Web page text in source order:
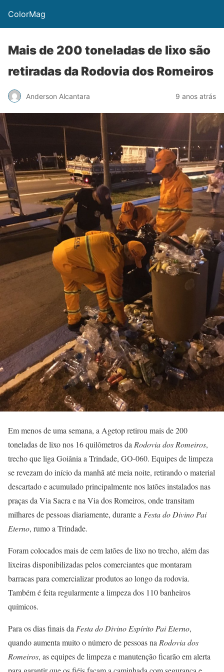
ColorMag
Mais de 200 toneladas de lixo são
retiradas da Rodovia dos Romeiros
Anderson Alcantara 9 anos atrás
Em menos de uma semana, a Agetop retirou mais de 200
toneladas de lixo nos 16 quilômetros daRodovia dos Romeiros,
trecho que liga Goiânia a Trindade, GO-060. Equipes de limpeza
se revezam do início da manhã até meia noite, retirando o material
descartado e acumulado principalmente nos latões instalados nas
praças da Via Sacra e na Via dos Romeiros, onde transitam
milhares de pessoas diariamente, durante aFesta do Divino Pai
Eterno, rumo a Trindade.
Foram colocados mais de cem latões de lixo no trecho, além das
lixeiras disponibilizadas pelos comerciantes que montaram
barracas para comercializar produtos ao longo da rodovia.
Também é feita regularmente a limpeza dos 110 banheiros
químicos.
Para os dias finais daFesta do Divino Espírito Pai Eterno,
quando aumenta muito o número de pessoas naRodovia dos
Romeiros, as equipes de limpeza e manutenção ficarão em alerta